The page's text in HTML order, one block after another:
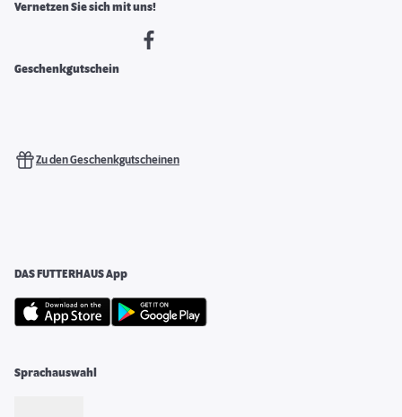
Vernetzen Sie sich mit uns!
Geschenkgutschein
Zu den Geschenkgutscheinen
DAS FUTTERHAUS App
Sprachauswahl